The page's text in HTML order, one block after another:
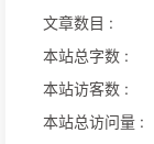
文章数目 :
本站总字数 :
本站访客数 :
本站总访问量 :